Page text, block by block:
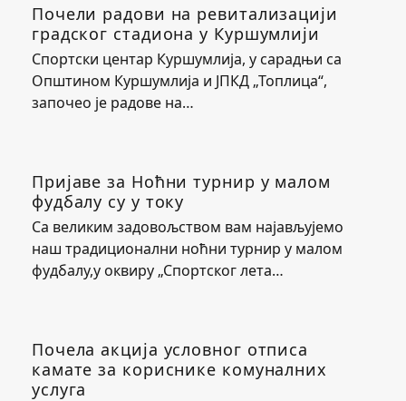
Почели радови на ревитализацији
градског стадиона у Куршумлији
Спортски центар Куршумлија, у сарадњи са
Општином Куршумлија и ЈПКД „Топлица“,
започео је радове на…
Пријаве за Ноћни турнир у малом
фудбалу су у току
Са великим задовољством вам најављујемо
наш традиционални ноћни турнир у малом
фудбалу,у оквиру „Спортског лета…
Почела акција условног отписа
камате за кориснике комуналних
услуга